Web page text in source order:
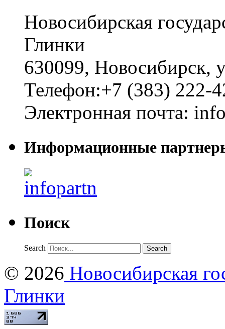
Новосибирская
Глинки
630099, Новосибирск,
Телефон:+7 (383) 222-
Электронная почта:
Информационные
Поиск
Search
© 2026 Новосибирская
Глинки